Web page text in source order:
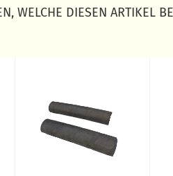
WELCHE DIESEN ARTIKEL